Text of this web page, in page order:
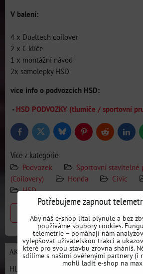
V balení:
4 x Dualtech coilover
2 x C klíče
1 x montážní návod
2x samolepky HSD
více info o podvozcích HSD:
- HSD PODVOZKY (tlumiče / sportovní
FacebookTwitter BlueskyPinterestReddit
Více z kategorie
Podvozek
Sportovní stavitelné
(Coilovery)
Honda Civic
HSD
AKCE / NOVÉ PRODUKTY
HLEDAT PODLE AUTA
Potřebujeme zapnout
Aby náš e-shop lítal plynule a bez
používáme soubory cookies.
telemetrie – pomáhají nám
vylepšovat uživatelskou trakci a
které pro svou stavbu zrovna sháníš.
sdílíme s našimi ověřenými partnery (i
mohli ladit e-shop na